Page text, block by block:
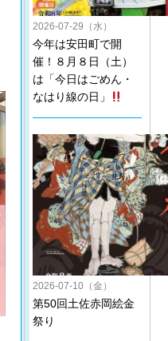
2026-07-29（水）
今年は安田町で開
催！８月８日（土）
は「今日はごめん・
なはり線の日」
2026-07-10（金）
第50回土佐赤岡絵金
祭り